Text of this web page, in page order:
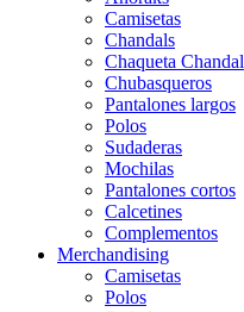
Camisetas
Chandals
Chaqueta Chandal
Chubasqueros
Pantalones largos
Polos
Sudaderas
Mochilas
Pantalones cortos
Calcetines
Complementos
Merchandising
Camisetas
Polos